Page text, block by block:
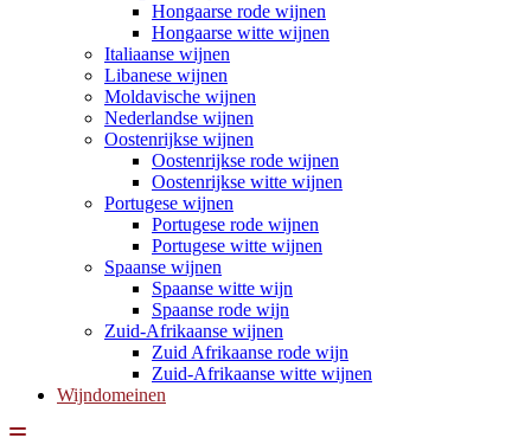
Hongaarse rode wijnen
Hongaarse witte wijnen
Italiaanse wijnen
Libanese wijnen
Moldavische wijnen
Nederlandse wijnen
Oostenrijkse wijnen
Oostenrijkse rode wijnen
Oostenrijkse witte wijnen
Portugese wijnen
Portugese rode wijnen
Portugese witte wijnen
Spaanse wijnen
Spaanse witte wijn
Spaanse rode wijn
Zuid-Afrikaanse wijnen
Zuid Afrikaanse rode wijn
Zuid-Afrikaanse witte wijnen
Wijndomeinen